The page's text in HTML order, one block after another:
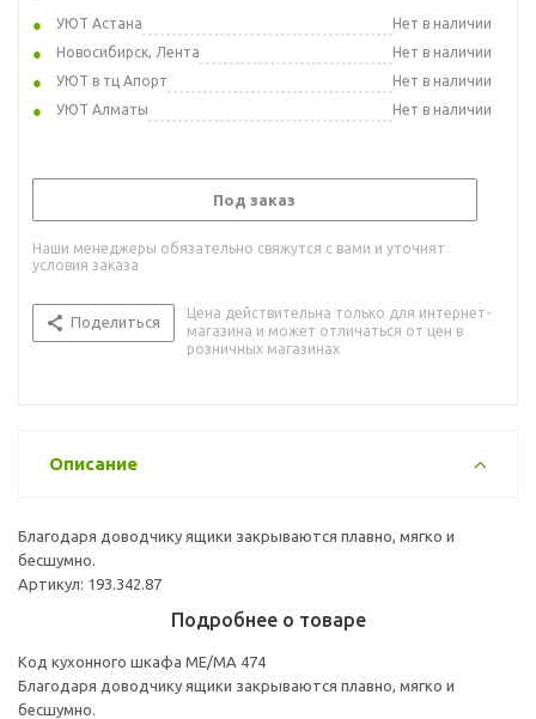
УЮТ Астана
Нет в наличии
Новосибирск, Лента
Нет в наличии
УЮТ в тц Апорт
Нет в наличии
УЮТ Алматы
Нет в наличии
Под заказ
Наши менеджеры обязательно свяжутся с вами и уточнят
условия заказа
Поделиться
Цена действительна только для интернет-
магазина и может отличаться от цен в
розничных магазинах
Описание
Благодаря доводчику ящики закрываются плавно, мягко и
бесшумно.
Артикул: 193.342.87
Подробнее о товаре
Код кухонного шкафа ME/MA 474
Благодаря доводчику ящики закрываются плавно, мягко и
бесшумно.